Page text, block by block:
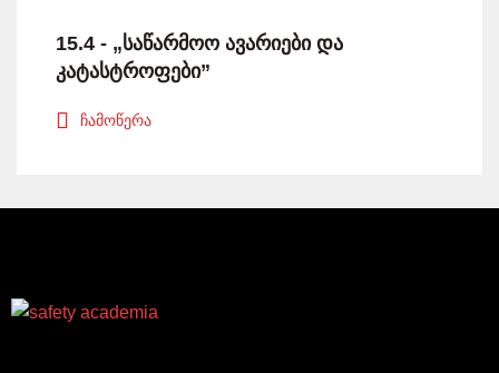
15.4 - „საწარმოო ავარიები და
კატასტროფები”
ჩამოწერა